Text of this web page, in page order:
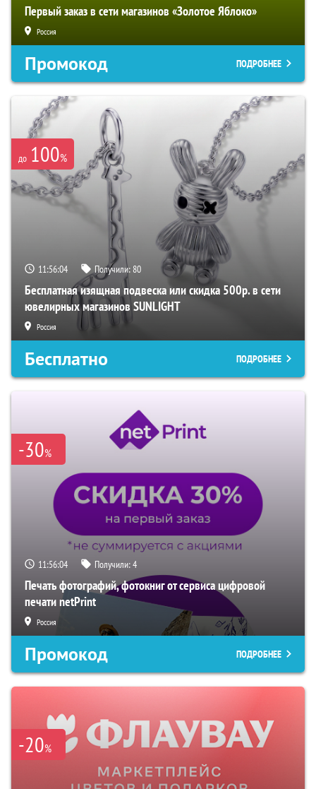
Первый заказ в сети магазинов «Золотое Яблоко»
Россия
Промокод ПОДРОБНЕЕ
до 100%
11:56:03 Получили:80
Бесплатная изящная подвеска или скидка 500р. в сети
ювелирных магазинов SUNLIGHT
Россия
Бесплатно ПОДРОБНЕЕ
-30%
11:56:03 Получили:4
Печать фотографий, фотокниг от сервиса цифровой
печати netPrint
Россия
Промокод ПОДРОБНЕЕ
-20%